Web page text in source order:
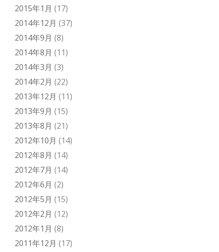
2015年1月 (17)
2014年12月 (37)
2014年9月 (8)
2014年8月 (11)
2014年3月 (3)
2014年2月 (22)
2013年12月 (11)
2013年9月 (15)
2013年8月 (21)
2012年10月 (14)
2012年8月 (14)
2012年7月 (14)
2012年6月 (2)
2012年5月 (15)
2012年2月 (12)
2012年1月 (8)
2011年12月 (17)